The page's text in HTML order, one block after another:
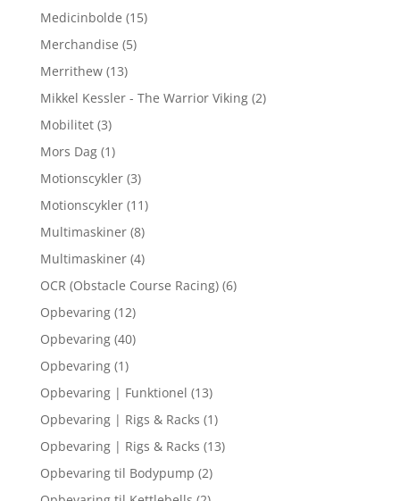
Medicinbolde (15)
Merchandise (5)
Merrithew (13)
Mikkel Kessler - The Warrior Viking (2)
Mobilitet (3)
Mors Dag (1)
Motionscykler (3)
Motionscykler (11)
Multimaskiner (8)
Multimaskiner (4)
OCR (Obstacle Course Racing) (6)
Opbevaring (12)
Opbevaring (40)
Opbevaring (1)
Opbevaring | Funktionel (13)
Opbevaring | Rigs & Racks (1)
Opbevaring | Rigs & Racks (13)
Opbevaring til Bodypump (2)